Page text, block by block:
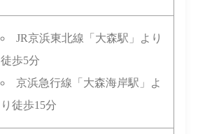
JR京浜東北線「大森駅」より
徒歩5分
京浜急行線「大森海岸駅」よ
り徒歩15分